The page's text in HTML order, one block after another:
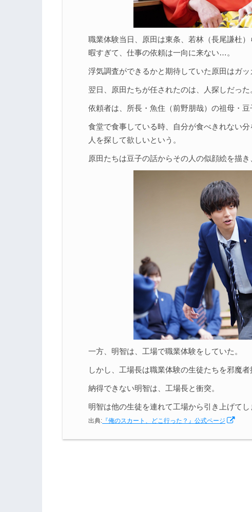
職業体験当日、原田は東条、若林（長尾謙杜
暇すぎて、仕事の依頼は一向に来ない…。
浮気調査ができるかと期待していた原田はガッ
翌日、原田たちが任されたのは、人探しだった
依頼者は、所長・魚住（前野朋哉）の祖母・豆
食堂で食事している時、自分が食べきれない
人を探して欲しいという。
原田たちは豆子の話からその人の似顔絵を描き
一方、明智は、工場で職業体験をしていた。
しかし、工場長は職業体験の生徒たちを邪魔
納得できない明智は、工場長と衝突。
明智は他の生徒を連れて工場から引き上げて
出典: 『俺のスカート、どこ行った？』公式ページ